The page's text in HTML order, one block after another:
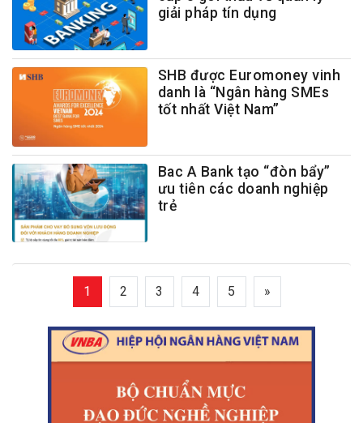
giải pháp tín dụng
SHB được Euromoney vinh
danh là “Ngân hàng SMEs
tốt nhất Việt Nam”
Bac A Bank tạo “đòn bẩy”
ưu tiên các doanh nghiệp
trẻ
1 2 3 4 5 »